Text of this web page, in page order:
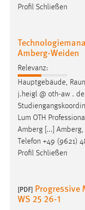
Profil Schließen
Amberg-Weiden
Relevanz:
Hauptgebäude,
j.heigl @ oth-aw .
Lum OTH
Amberg [...]
Telefon +49 (9621)
Profil Schließen
[PDF] Progressive
WS 25 26-1